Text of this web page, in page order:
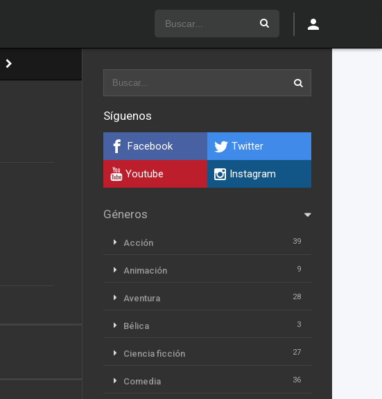
Síguenos
Facebook Twitter
Youtube Instagram
Géneros
Acción 39
Animación 9
Aventura 28
Bélica 3
Ciencia ficción 27
Comedia 36